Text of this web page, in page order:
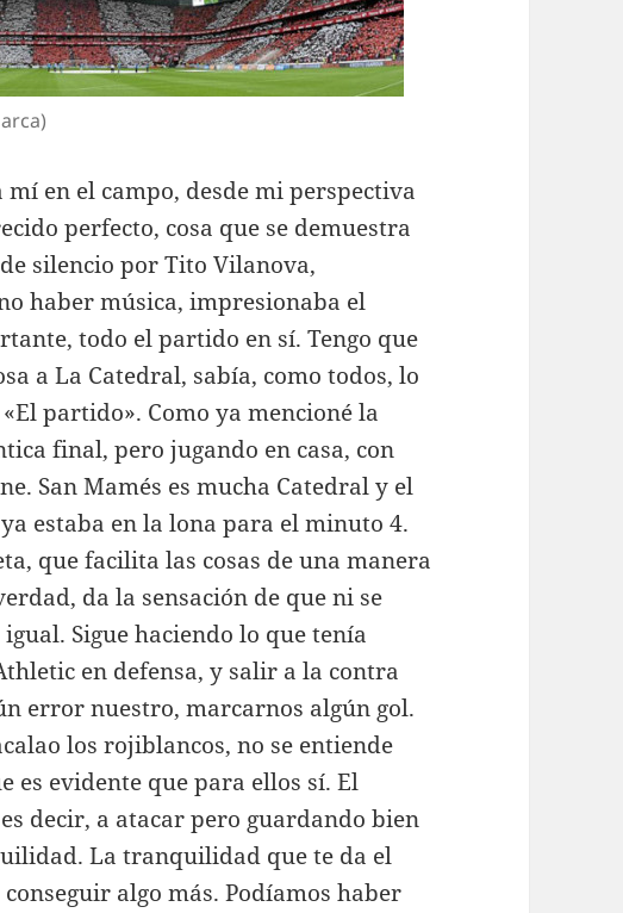
en el campo, desde mi perspectiva
perfecto, cosa que se demuestra
silencio por Tito Vilanova,
haber música, impresionaba el
todo el partido en sí. Tengo que
a La Catedral, sabía, como todos, lo
partido». Como ya mencioné la
final, pero jugando en casa, con
San Mamés es mucha Catedral y el
estaba en la lona para el minuto 4.
que facilita las cosas de una manera
da la sensación de que ni se
Sigue haciendo lo que tenía
en defensa, y salir a la contra
error nuestro, marcarnos algún gol.
los rojiblancos, no se entiende
es evidente que para ellos sí. El
decir, a atacar pero guardando bien
La tranquilidad que te da el
algo más. Podíamos haber